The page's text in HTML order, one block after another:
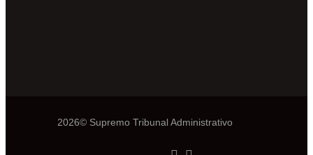
2026© Supremo Tribunal Administrativo